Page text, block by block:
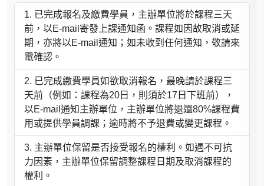
已完成報名及繳費學員，主辦單位將於課程三天
前，以E-mail寄發上課通知函。課程如因故取消或延
期，亦將以E-mail通知；如未收到任何通知，敬請來
電確認。
已完成繳費學員如欲取消報名，最晚請於課程三
天前（例如：課程為20日，則須於17日下班前），
以E-mail通知主辦單位，主辦單位將退還80%課程費
用或提供學員調課；逾時將不予退費或變更課程。
主辦單位保留是否接受報名的權利。如遇不可抗
力因素，主辦單位保留調整課程日期及取消課程的
權利。